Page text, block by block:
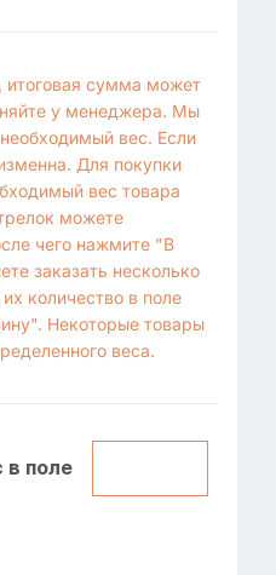
итоговая сумма может
у менеджера. Мы
вес. Если
Для покупки
вес товара
можете
чего нажмите "В
заказать несколько
количество в поле
Некоторые товары
веса.
в поле